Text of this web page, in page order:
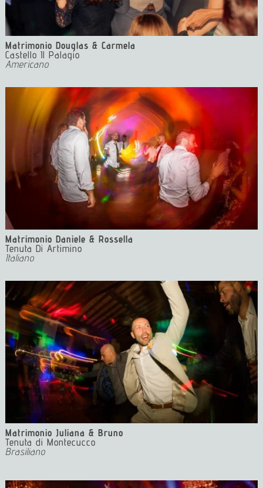
Matrimonio Douglas & Carmela
Castello Il Palagio
Americano
Matrimonio Daniele & Rossella
Tenuta Di Artimino
Italiano
Matrimonio Juliana & Bruno
Tenuta di Montecucco
Brasiliano